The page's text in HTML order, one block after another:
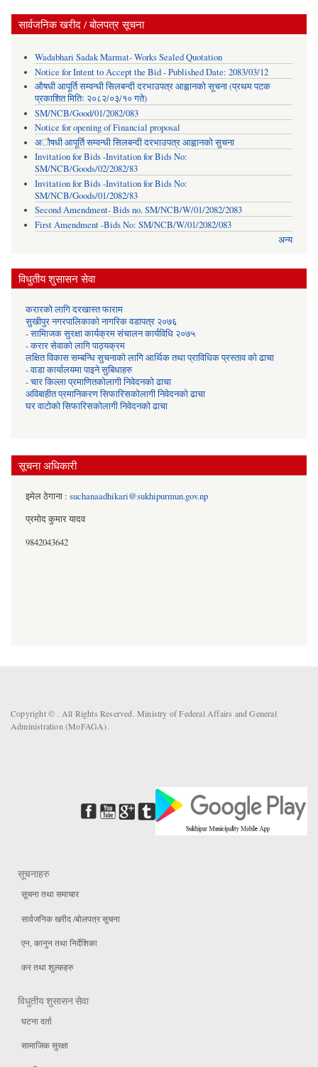
सार्वजनिक खरीद / बोलपत्र सूचना
Wadabhari Sadak Marmat- Works Sealed Quotation
Notice for Intent to Accept the Bid - Published Date: 2083/03/12
औषधी आपूर्ति सम्वन्धी सिलबन्दी दरभाउपत्र आह्वानको सूचना (प्रथम पटक
प्रकाशित मितिः २०८२/०३/१० गते)
SM/NCB/Good/01/2082/083
Notice for opening of Financial proposal
अौषधी आपूर्ति सम्वन्धी सिलबन्दी दरभाउपत्र आह्वानको सुचना
Invitation for Bids -Invitation for Bids No:
SM/NCB/Goods/02/2082/83
Invitation for Bids -Invitation for Bids No:
SM/NCB/Goods/01/2082/83
Second Amendment- Bids no. SM/NCB/W/01/2082/2083
First Amendment -Bids No: SM/NCB/W/01/2082/083
अन्य
विधुतीय शुसासन सेवा
करारको लागि दरखास्त फाराम
सुखीपुर नगरपालिकाको नागरिक वडापत्र २०७६
- सामािजक सुरक्षा कार्यक्रम संचालन कार्यविधि २०७५
- करार सेवाको लागि पाठ्यक्रम
लक्षित विकास सम्बन्धि सुचनाको लागि आर्थिक तथा प्राविधिक प्रस्ताव को ढाचा
- वाडा कार्यालयमा पाइने सुबिधाहरु
- चार किल्ला प्रमाणितकोलागी निवेदनको ढाचा
अविबाहीत प्रमानिकरण सिफारिसकोलागी निवेदनको ढाचा
घर वाटोको सिफारिसकोलागी निवेदनको ढाचा
सूचना अधिकारी
इमेल ठेगाना : suchanaadhikari@sukhipurmun.gov.np
प्रमोद कुमार यादव
9842043642
Copyright © . All Rights Reserved. Ministry of Federal Affairs and General
Administration (MoFAGA).
सूचनाहरु
सूचना तथा समाचार
सार्वजनिक खरीद /बोलपत्र सूचना
एन, कानुन तथा निर्देशिका
कर तथा शुल्कहरु
विधुतीय शुसासन सेवा
घटना दर्ता
सामाजिक सुरक्षा